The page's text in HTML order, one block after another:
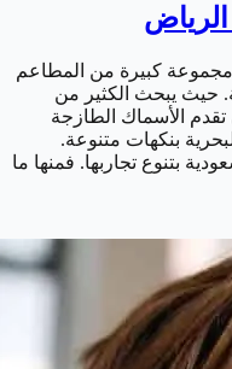
كبيرة من المطاعم
حيث يبحث الكثير من
الأسماك الطازجة
بنكهات متنوعة.
بتنوع تجاربها. فمنها ما